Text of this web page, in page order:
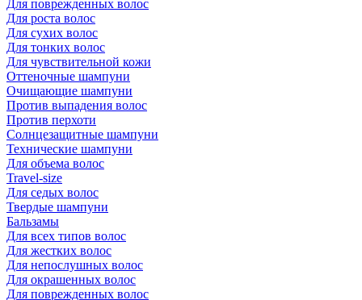
Для поврежденных волос
Для роста волос
Для сухих волос
Для тонких волос
Для чувствительной кожи
Оттеночные шампуни
Очищающие шампуни
Против выпадения волос
Против перхоти
Солнцезащитные шампуни
Технические шампуни
Для объема волос
Travel-size
Для седых волос
Твердые шампуни
Бальзамы
Для всех типов волос
Для жестких волос
Для непослушных волос
Для окрашенных волос
Для поврежденных волос